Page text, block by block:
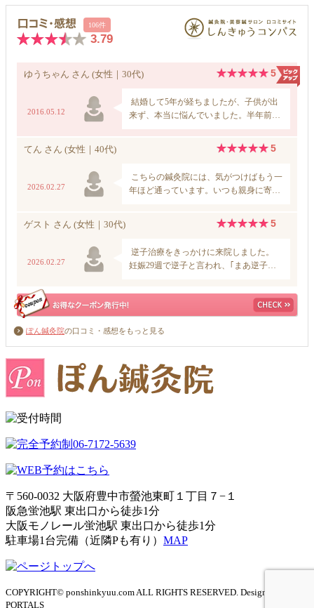
ぽん鍼灸院の口コミ・感想をもっと見る
〒560-0032 大阪府豊中市螢池東町１丁目７−１
阪急蛍池駅 東出口から徒歩1分
大阪モノレール蛍池駅 東出口から徒歩1分
駐車場1台完備（近隣Pも有り） MAP
COPYRIGHT© ponshinkyuu.com ALL RIGHTS RESERVED. Design by
PORTALS